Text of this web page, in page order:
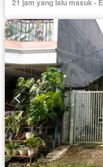
21 jam yang lalu masuk -